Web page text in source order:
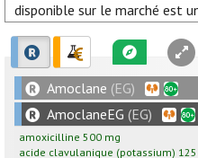
disponible sur le marché est
Amoclane (EG)
AmoclaneEG (EG)
amoxicilline 500 mg
acide clavulanique (potassium) 125